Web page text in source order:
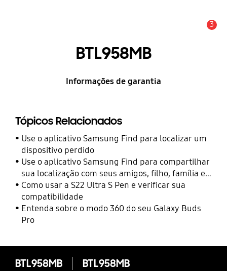
3
BTL958MB
Informações de garantia
Tópicos Relacionados
Use o aplicativo Samsung Find para localizar um
dispositivo perdido
Use o aplicativo Samsung Find para compartilhar
sua localização com seus amigos, filho, família e
outros contatos
Como usar a S22 Ultra S Pen e verificar sua
compatibilidade
Entenda sobre o modo 360 do seu Galaxy Buds
Pro
BTL958MB BTL958MB